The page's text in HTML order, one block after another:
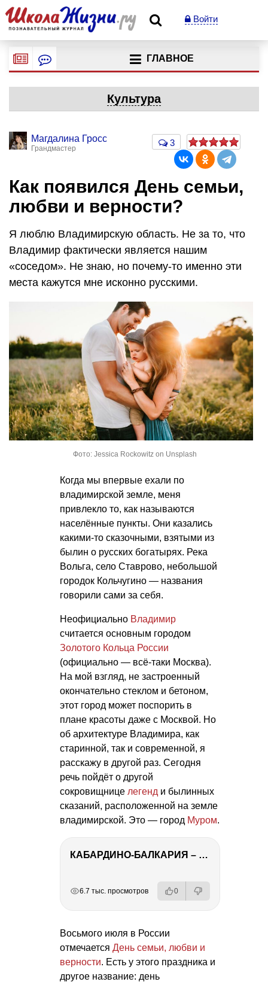
Войти
ГЛАВНОЕ
Культура
Магдалина Гросс
Грандмастер
3
Как появился День семьи,
любви и верности?
Я люблю Владимирскую область. Не за то, что
Владимир фактически является нашим
«соседом». Не знаю, но почему-то именно эти
места кажутся мне исконно русскими.
Фото: Jessica Rockowitz on Unsplash
Когда мы впервые ехали по
владимирской земле, меня
привлекло то, как называются
населённые пункты. Они казались
какими-то сказочными, взятыми из
былин о русских богатырях. Река
Вольга, село Ставрово, небольшой
городок Кольчугино — названия
говорили сами за себя.
Неофициально Владимир
считается основным городом
Золотого Кольца России
(официально — всё-таки Москва).
На мой взгляд, не застроенный
окончательно стеклом и бетоном,
этот город может поспорить в
плане красоты даже с Москвой. Но
об архитектуре Владимира, как
старинной, так и современной, я
расскажу в другой раз. Сегодня
речь пойдёт о другой
сокровищнице легенд и былинных
сказаний, расположенной на земле
владимирской. Это — город Муром.
КАБАРДИНО-БАЛКАРИЯ – ПУТЕШЕСТВИЕ НА КАВКАЗ часть 3
6.7 тыс. просмотров 0
Восьмого июля в России
отмечается День семьи, любви и
верности. Есть у этого праздника и
другое название: день